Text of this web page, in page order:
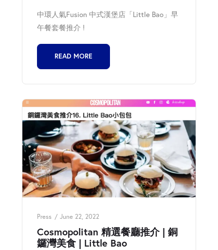
中環人氣Fusion 中式漢堡店「Little Bao」早
午餐套餐推介 !
READ MORE
Press June 22, 2022
Cosmopolitan 精選餐廳推介 | 銅
鑼灣美食 | Little Bao